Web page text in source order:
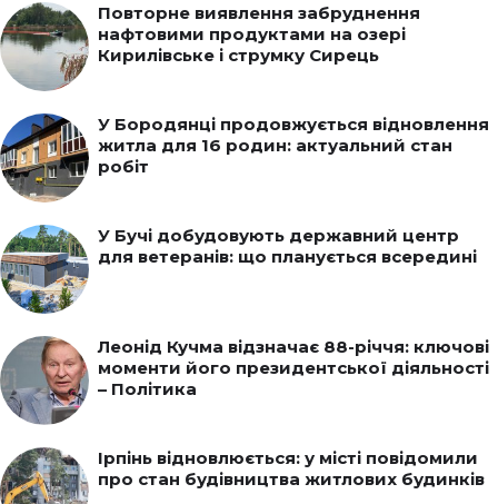
Повторне виявлення забруднення
нафтовими продуктами на озері
Кирилівське і струмку Сирець
У Бородянці продовжується відновлення
житла для 16 родин: актуальний стан
робіт
У Бучі добудовують державний центр
для ветеранів: що планується всередині
Леонід Кучма відзначає 88-річчя: ключові
моменти його президентської діяльності
– Політика
Ірпінь відновлюється: у місті повідомили
про стан будівництва житлових будинків